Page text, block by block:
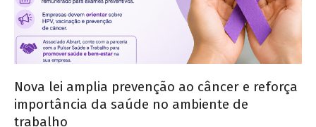
Nova lei amplia prevenção ao câncer e reforça
importância da saúde no ambiente de
trabalho